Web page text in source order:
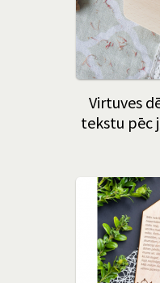
Virtuves
tekstu pēc